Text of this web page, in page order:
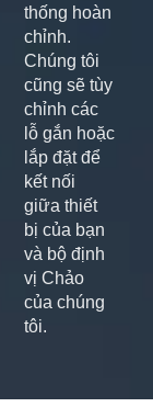
thống hoàn
chỉnh.
Chúng tôi
cũng sẽ tùy
chỉnh các
lỗ gắn hoặc
lắp đặt để
kết nối
giữa thiết
bị của bạn
và bộ định
vị Chảo
của chúng
tôi.